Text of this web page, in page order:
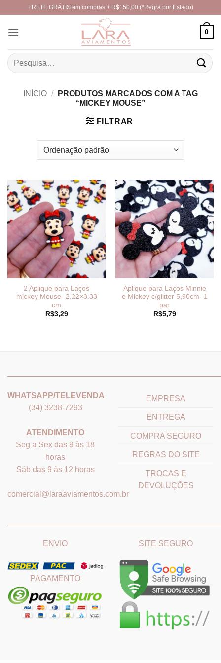
content
FRETE GRÁTIS em compras + R$150,00 (*Regra por Estado)
0
Pesquisar
por:
INÍCIO /
PRODUTOS MARCADOS COM A TAG
“MICKEY MOUSE”
FILTRAR
2 Aplique para Laços
mickey Mouse- 2.22×3.33
cm
R$3,29
Aplique para Laços Minnie
e Mickey c/glitter 5,90cm- 1
par
R$5,79
WHATSAPP/TELEVENDA
(34) 3238-7293
ATENDIMENTO
Seg a Sex das 9 às 18
horas
Sáb das 9 às 12 horas
comercial@laraaviamentos.com.br
EMPRESA
ENTREGA
COMPRA SEGURO
REGRAS DO SITE
TROCAS E
DEVOLUÇÕES
ENVIO
PAGAMENTO
SITE SEGURO